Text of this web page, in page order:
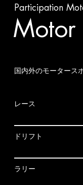
Participation
Motor
国内外のモータース
レース
ドリフト
ラリー